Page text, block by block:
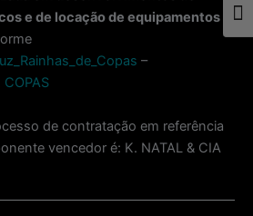
e de locação de equipamentos
–
COPAS
de contratação em referência
vencedor é: K. NATAL & CIA